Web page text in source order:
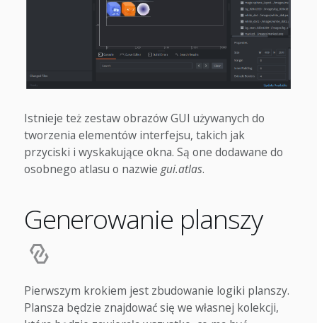
Istnieje też zestaw obrazów GUI używanych do
tworzenia elementów interfejsu, takich jak
przyciski i wyskakujące okna. Są one dodawane do
osobnego atlasu o nazwie gui.atlas.
Generowanie planszy
Pierwszym krokiem jest zbudowanie logiki planszy.
Plansza będzie znajdować się we własnej kolekcji,